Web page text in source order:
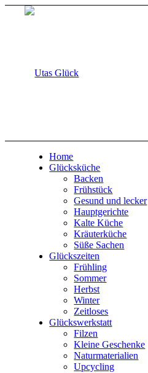
Home
Glücksküche
Backen
Frühstück
Gesund und lecker
Hauptgerichte
Kalte Küche
Kräuterküche
Süße Sachen
Glückszeiten
Frühling
Sommer
Herbst
Winter
Zeitloses
Glückswerkstatt
Filzen
Kleine Geschenke
Naturmaterialien
Upcycling